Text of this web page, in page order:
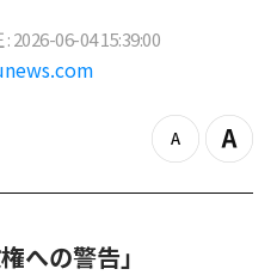
: 2026-06-04 15:39:00
z
o
Z
o
への警告」